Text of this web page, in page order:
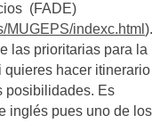
(FADE)
MUGEPS/indexc.html ).
las prioritarias para la
quieres hacer itinerario
posibilidades. Es
inglés pues uno de los